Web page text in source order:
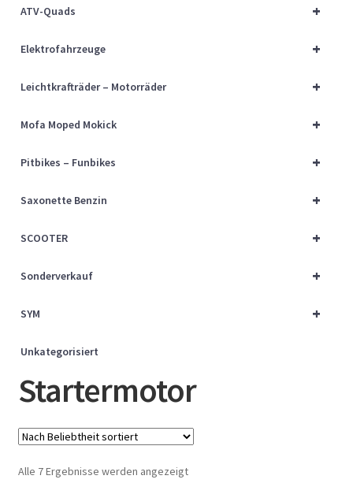
+
ATV-Quads
+
Elektrofahrzeuge
+
Leichtkrafträder – Motorräder
+
Mofa Moped Mokick
+
Pitbikes – Funbikes
+
Saxonette Benzin
+
SCOOTER
+
Sonderverkauf
+
SYM
Unkategorisiert
Startermotor
Alle 7 Ergebnisse werden angezeigtNach